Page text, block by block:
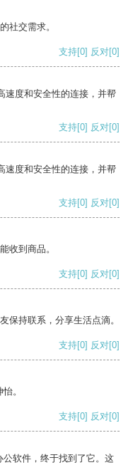
社交需求。
支持[0] 反对[0]
速度和安全性的连接，并帮
支持[0] 反对[0]
速度和安全性的连接，并帮
支持[0] 反对[0]
收到商品。
支持[0] 反对[0]
保持联系，分享生活点滴。
支持[0] 反对[0]
。
支持[0] 反对[0]
软件，终于找到了它。这